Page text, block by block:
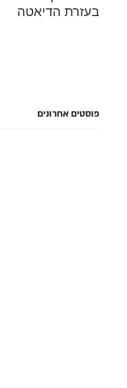
בעזרת הדיאטה
פוסטים אחרונים